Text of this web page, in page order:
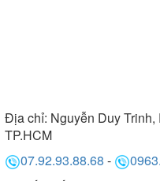
Địa chỉ: Nguyễn Duy
TP.HCM
07.92.93.88.68 -